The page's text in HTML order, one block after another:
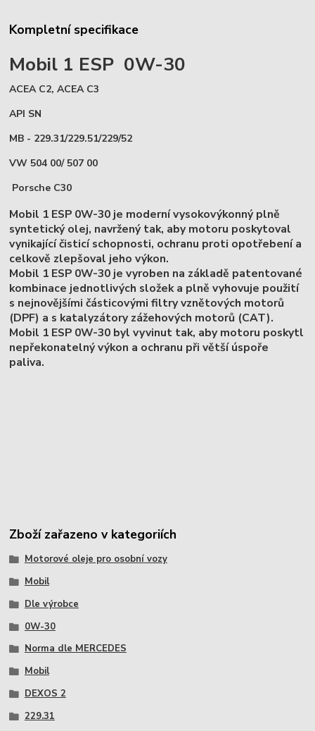
Kompletní specifikace
Mobil 1 ESP 0W-30
ACEA C2, ACEA C3
API SN
MB - 229.31/229.51/229/52
VW 504 00/ 507 00
Porsche C30
Mobil 1 ESP 0W-30 je moderní vysokovýkonný plně
syntetický olej, navržený tak, aby motoru poskytoval
vynikající čisticí schopnosti, ochranu proti opotřebení a
celkově zlepšoval jeho výkon.
Mobil 1 ESP 0W-30 je vyroben na základě patentované
kombinace jednotlivých složek a plně vyhovuje použití
s nejnovějšími částicovými filtry vznětových motorů
(DPF) a s katalyzátory zážehových motorů (CAT).
Mobil 1 ESP 0W-30 byl vyvinut tak, aby motoru poskytl
nepřekonatelný výkon a ochranu při větší úspoře
paliva.
Zboží zařazeno v kategoriích
Motorové oleje pro osobní vozy
Mobil
Dle výrobce
0W-30
Norma dle MERCEDES
Mobil
DEXOS 2
229.31